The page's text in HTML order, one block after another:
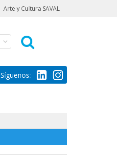
Arte y Cultura SAVAL
Síguenos: